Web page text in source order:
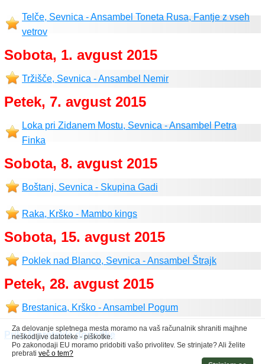
Telče, Sevnica - Ansambel Toneta Rusa, Fantje z vseh
vetrov
Sobota, 1. avgust 2015
Tržišče, Sevnica - Ansambel Nemir
Petek, 7. avgust 2015
Loka pri Zidanem Mostu, Sevnica - Ansambel Petra
Finka
Sobota, 8. avgust 2015
Boštanj, Sevnica - Skupina Gadi
Raka, Krško - Mambo kings
Sobota, 15. avgust 2015
Poklek nad Blanco, Sevnica - Ansambel Štrajk
Petek, 28. avgust 2015
Brestanica, Krško - Ansambel Pogum
Prikaži pretekle dogodke
Za delovanje spletnega mesta moramo na vaš računalnik shraniti majhne
neškodljive datoteke - piškotke.
Po zakonodaji EU moramo pridobiti vašo privolitev. Se strinjate? Ali želite
prebrati več o tem?